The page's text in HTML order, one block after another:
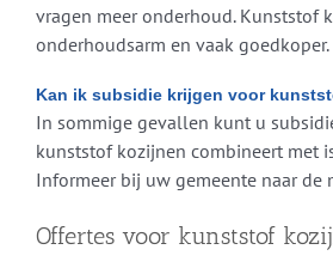
vragen meer onderhoud. Kunststof
onderhoudsarm en vaak goedkoper.
Kan ik subsidie krijgen voor
In sommige gevallen kunt u
kunststof kozijnen combineert met
Informeer bij uw gemeente naar de
Offertes voor kunststof